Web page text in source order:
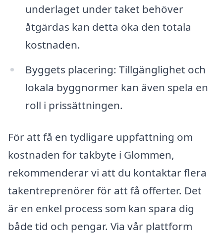
underlaget under taket behöver
åtgärdas kan detta öka den totala
kostnaden.
Byggets placering: Tillgänglighet och
lokala byggnormer kan även spela en
roll i prissättningen.
För att få en tydligare uppfattning om
kostnaden för takbyte i Glommen,
rekommenderar vi att du kontaktar flera
takentreprenörer för att få offerter. Det
är en enkel process som kan spara dig
både tid och pengar. Via vår plattform